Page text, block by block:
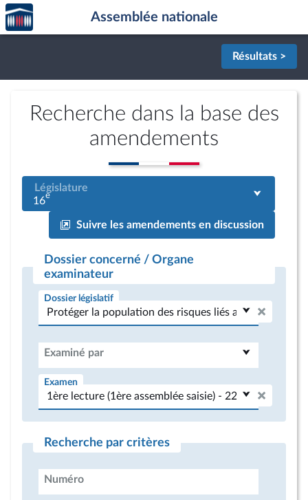
Aller au contenu
Aller en bas de la page
Accèder
à la
page
Assemblée nationale
Résultats >
Recherche dans la base des
amendements
Législature
16e
Suivre les amendements en discussion
Dossier concerné / Organe
examinateur
Dossier législatif
Examiné par
Examen
Recherche par critères
Numéro